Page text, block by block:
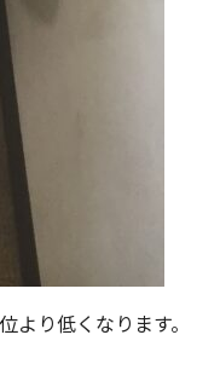
り低くなります。